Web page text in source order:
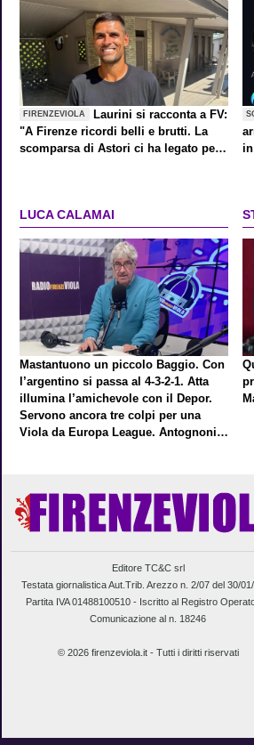
FIRENZEVIOLA
Laurini si racconta a FV:
"A Firenze ricordi belli e brutti. La
scomparsa di Astori ci ha legato per
LUCA CALAMAI
Mastantuono un piccolo Baggio. Con
l’argentino si passa al 4-3-2-1. Atta
illumina l’amichevole con il Depor.
Servono ancora tre colpi per una
Viola da Europa League. Antognoni,
Editore TC&C srl
Testata giornalistica Aut.Trib. Arezzo n. 2/07 del 30/
Partita IVA 01488100510 - Iscritto al Registro
Comunicazione al n. 18246
© 2026 firenzeviola.it - Tutti i diritti riservati